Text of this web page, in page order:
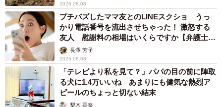
2026.08.08
プチバズしたママ友とのLINEスクショ うっ
かり電話番号を流出させちゃった！ 激怒する
友人 慰謝料の相場はいくらですか【弁護士が
解説】長澤 芳子
2026.08.08
「テレビより私を見て？」パパの目の前に陣取
る犬に1.4万いいね あまりにも健気な熱烈ア
ピールのちょっと切ない結末
梨木 香奈